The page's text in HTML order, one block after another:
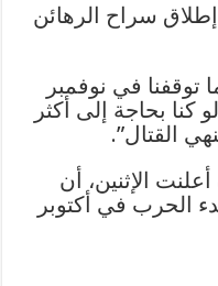
إطلاق سراح الرهائن
توقفنا في نوفمبر
بحاجة إلى أكثر
القتال”.
الإثنين، أن
الحرب في أكتوبر